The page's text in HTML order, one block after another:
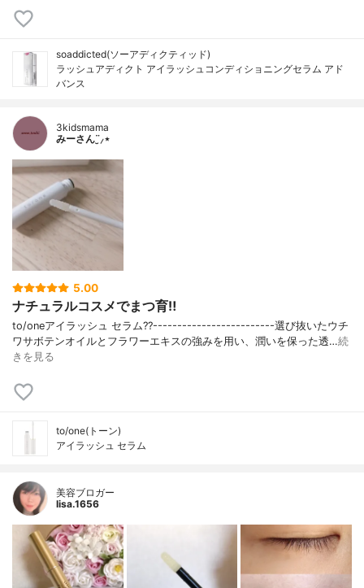
soaddicted(ソーアディクティッド)
ラッシュアディクト アイラッシュコンディショニングセラム アド
バンス
3kidsmama
みーさん¨̮⸝⋆
5.00
ナチュラルコスメでまつ育‼︎
to/oneアイラッシュ セラム??-------------------------選び抜いたウチ
ワサボテンオイルとフラワーエキスの強みを用い、潤いを保った透…続
きを見る
to/one(トーン)
アイラッシュ セラム
美容ブロガー
lisa.1656